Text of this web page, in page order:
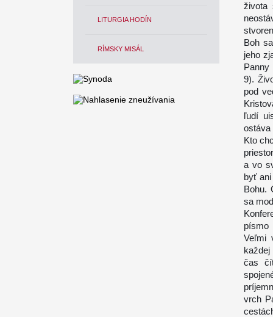
LITURGIA HODÍN
RÍMSKY MISÁL
života
Boh
jeho
Panny
9).
pod
ľudí
Kto
a vo
byť
Bohu.
sa
Veľmi
čas
vrch